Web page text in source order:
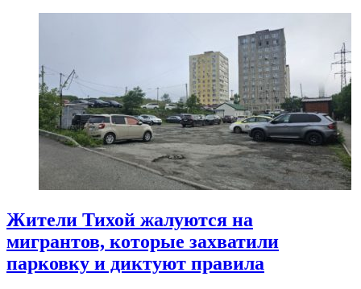
Жители Тихой жалуются на
мигрантов, которые захватили
парковку и диктуют правила